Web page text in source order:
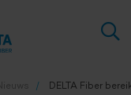
Nieuws DELTA Fiber